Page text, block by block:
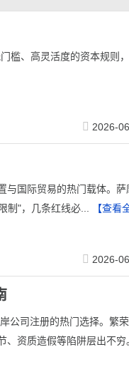
槛、高灵活度的资本规则
2026-
与国际贸易的热门载体。萨
制"，几条红线必...
【查看
2026-
公司注册的热门选择。繁
资质造假等陷阱层出不穷